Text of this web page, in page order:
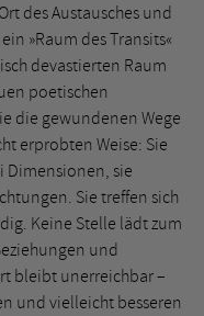
des Austausches und
»Raum des Transits«
devastierten Raum
poetischen
die gewundenen Wege
erprobten Weise: Sie
Dimensionen, sie
Sie treffen sich
Keine Stelle lädt zum
und
bleibt unerreichbar –
und vielleicht besseren